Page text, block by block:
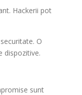
Hackerii pot
O
dispozitive.
sunt